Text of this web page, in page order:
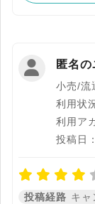
匿名
小売/流
利用状
利用ア
投稿日
投稿経路 キャ